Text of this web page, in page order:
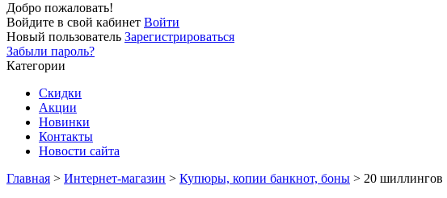
Добро пожаловать!
Войдите в свой кабинет Войти
Новый пользователь Зарегистрироваться
Забыли пароль?
Категории
Скидки
Акции
Новинки
Контакты
Новости сайта
Главная > Интернет-магазин > Купюры, копии банкнот, боны > 20 шиллингов